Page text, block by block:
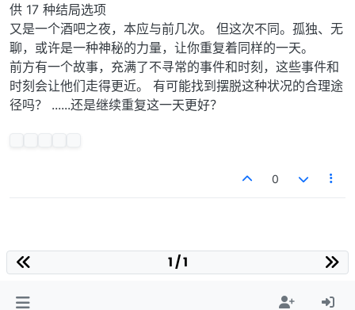
供 17 种结局选项
又是一个酒吧之夜，本应与前几次。 但这次不同。孤独、无
聊，或许是一种神秘的力量，让你重复着同样的一天。
前方有一个故事，充满了不寻常的事件和时刻，这些事件和
时刻会让他们走得更近。 有可能找到摆脱这种状况的合理途
径吗？ ......还是继续重复这一天更好？
0
1 / 1